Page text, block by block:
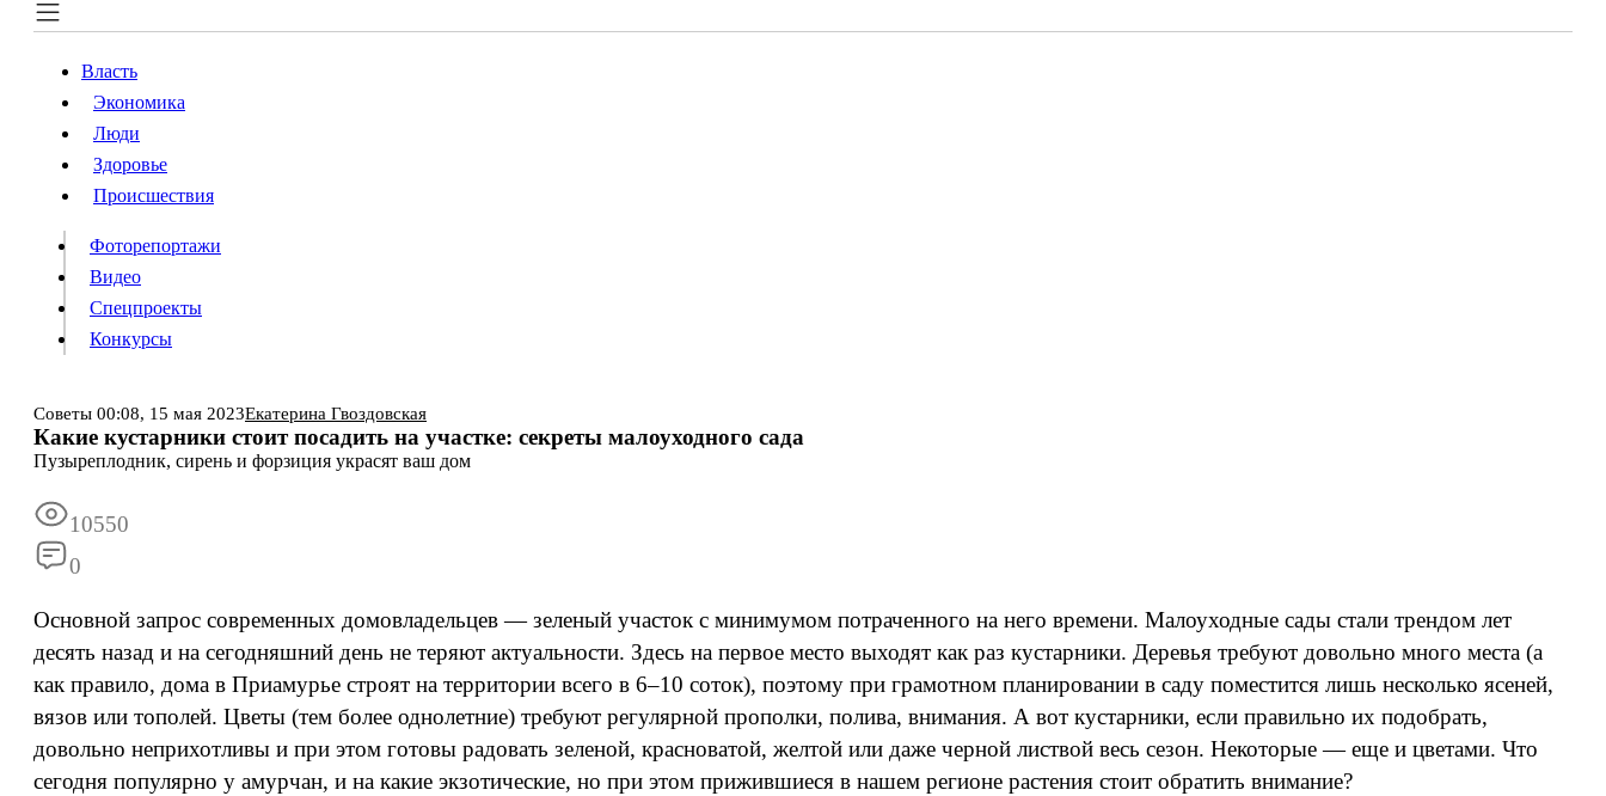
Власть
Происшествия
Видео
Конкурсы
Власть
Экономика
Люди
Здоровье
Происшествия
Фоторепортажи
Видео
Спецпроекты
Конкурсы
Советы 00:08, 15 мая 2023Екатерина Гвоздовская
Какие кустарники стоит посадить на участке: секреты малоуходного сада
Пузыреплодник, сирень и форзиция украсят ваш дом
10550
0
Основной запрос современных домовладельцев — зеленый участок с минимумом потраченного на него времени. Малоуходные сады стали трендом лет
десять назад и на сегодняшний день не теряют актуальности. Здесь на первое место выходят как раз кустарники. Деревья требуют довольно много места (а
как правило, дома в Приамурье строят на территории всего в 6–10 соток), поэтому при грамотном планировании в саду поместится лишь несколько ясеней,
вязов или тополей. Цветы (тем более однолетние) требуют регулярной прополки, полива, внимания. А вот кустарники, если правильно их подобрать,
довольно неприхотливы и при этом готовы радовать зеленой, красноватой, желтой или даже черной листвой весь сезон. Некоторые — еще и цветами. Что
сегодня популярно у амурчан, и на какие экзотические, но при этом прижившиеся в нашем регионе растения стоит обратить внимание?